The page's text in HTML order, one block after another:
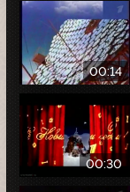
00:14
00:30